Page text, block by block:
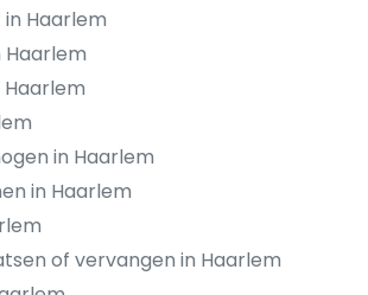
Haarlem
Haarlem
Haarlem
in Haarlem
in Haarlem
of vervangen in Haarlem